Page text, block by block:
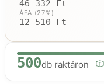
46 332 Ft
ÁFA (27%)
12 510 Ft
500db raktáron